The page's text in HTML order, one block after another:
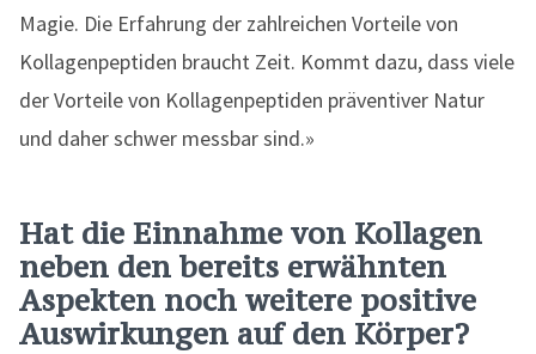
Magie. Die Erfahrung der zahlreichen Vorteile von
Kollagenpeptiden braucht Zeit. Kommt dazu, dass viele
der Vorteile von Kollagenpeptiden präventiver Natur
und daher schwer messbar sind.»
Hat die Einnahme von Kollagen
neben den bereits erwähnten
Aspekten noch weitere positive
Auswirkungen auf den Körper?